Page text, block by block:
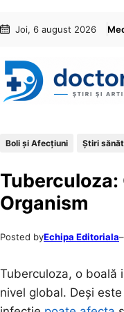
conținut
content
Joi, 6 august 2026
Boli și Afecțiuni Ştiri
Tuberculoza:
Organism
Posted byEchipa Editoriala–
Tuberculoza, o boală
nivel global. Deși